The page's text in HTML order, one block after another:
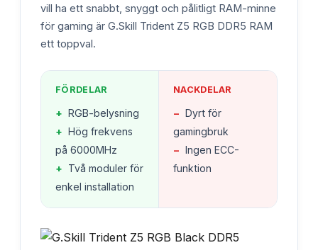
vill ha ett snabbt, snyggt och pålitligt RAM-minne
för gaming är G.Skill Trident Z5 RGB DDR5 RAM
ett toppval.
FÖRDELAR
+ RGB-belysning
+ Hög frekvens
på 6000MHz
+ Två moduler för
enkel installation
NACKDELAR
− Dyrt för
gamingbruk
− Ingen ECC-
funktion